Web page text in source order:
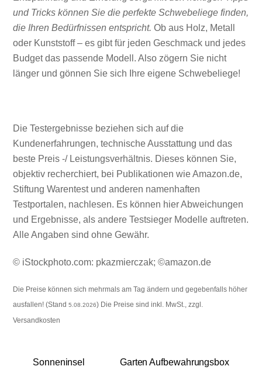
und Tricks können Sie die perfekte Schwebeliege finden,
die Ihren Bedürfnissen entspricht. Ob aus Holz, Metall
oder Kunststoff – es gibt für jeden Geschmack und jedes
Budget das passende Modell. Also zögern Sie nicht
länger und gönnen Sie sich Ihre eigene Schwebeliege!
Die Testergebnisse beziehen sich auf die
Kundenerfahrungen, technische Ausstattung und das
beste Preis -/ Leistungsverhältnis. Dieses können Sie,
objektiv recherchiert, bei Publikationen wie Amazon.de,
Stiftung Warentest und anderen namenhaften
Testportalen, nachlesen. Es können hier Abweichungen
und Ergebnisse, als andere Testsieger Modelle auftreten.
Alle Angaben sind ohne Gewähr.
© iStockphoto.com: pkazmierczak; ©amazon.de
Die Preise können sich mehrmals am Tag ändern und gegebenfalls höher
ausfallen! (Stand5.08.2026) Die Preise sind inkl. MwSt., zzgl.
Versandkosten
Sonneninsel Garten Aufbewahrungsbox